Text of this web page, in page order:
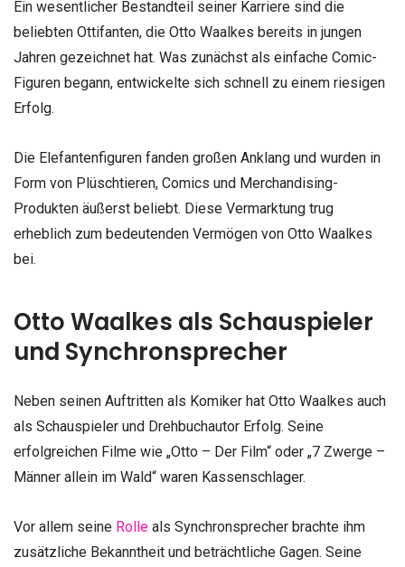
Ein wesentlicher Bestandteil seiner Karriere sind die
beliebten Ottifanten, die Otto Waalkes bereits in jungen
Jahren gezeichnet hat. Was zunächst als einfache Comic-
Figuren begann, entwickelte sich schnell zu einem riesigen
Erfolg.
Die Elefantenfiguren fanden großen Anklang und wurden in
Form von Plüschtieren, Comics und Merchandising-
Produkten äußerst beliebt. Diese Vermarktung trug
erheblich zum bedeutenden Vermögen von Otto Waalkes
bei.
Otto Waalkes als Schauspieler
und Synchronsprecher
Neben seinen Auftritten als Komiker hat Otto Waalkes auch
als Schauspieler und Drehbuchautor Erfolg. Seine
erfolgreichen Filme wie „Otto – Der Film“ oder „7 Zwerge –
Männer allein im Wald“ waren Kassenschlager.
Vor allem seine Rolle als Synchronsprecher brachte ihm
zusätzliche Bekanntheit und beträchtliche Gagen. Seine